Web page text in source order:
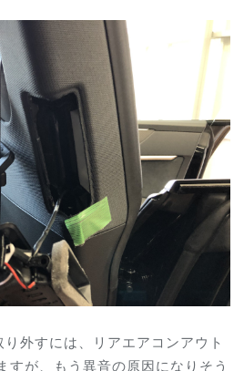
外すには、リアエアコンアウト
すが、もう異音の原因になりそう